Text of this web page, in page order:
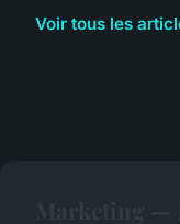
Voir tous les